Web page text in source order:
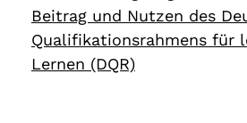
Beitrag und Nutzen des
Qualifikationsrahmens für
Lernen (DQR)